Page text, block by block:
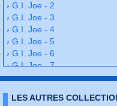
› G.I. Joe - 2
› G.I. Joe - 3
› G.I. Joe - 4
› G.I. Joe - 5
› G.I. Joe - 6
› G.I. Joe - 7
› G.I. Joe - 8
› G.I. Joe - 10
LES AUTRES